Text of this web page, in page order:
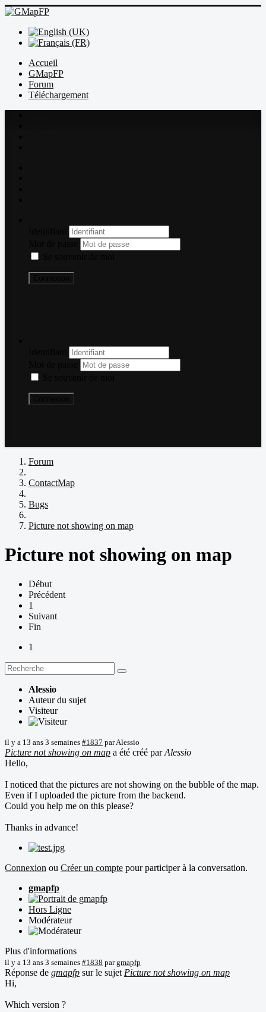
Accueil
GMapFP
Forum
Téléchargement
Forum
ContactMap
Bugs
Picture not showing on map
Picture not showing on map
Début
Précédent
1
Suivant
Fin
1
Alessio
Auteur du sujet
Visiteur
il y a 13 ans 3 semaines #1837 parAlessio
Picture not showing on map a été créé parAlessio
Hello,
I noticed that the pictures are not showing on the bubble of the map.
Even if I uploaded the picture from the backend.
Could you help me on this please?
Thanks in advance!
Connexion ou Créer un compte pour participer à la conversation.
gmapfp
Hors Ligne
Modérateur
Plus d'informations
il y a 13 ans 3 semaines #1838 pargmapfp
Réponse de gmapfp sur le sujet Picture not showing on map
Hi,
Which version ?